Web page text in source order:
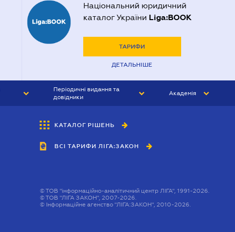
Національний юридичний
каталог України Liga:BOOK
ТАРИФИ
ДЕТАЛЬНІШЕ
Періодичні видання та
довідники
БУХГАЛТЕР&ЗАКОН
ВІСНИК МСФЗ
Академія
КАТАЛОГ РІШЕНЬ
ВСІ ТАРИФИ ЛІГА:ЗАКОН
©ТОВ "інформаційно-аналітичний центр ЛІГА", 1991-2026.
©ТОВ "ЛІГА ЗАКОН", 2007-2026.
© Інформаційне агенство "ЛІГА:ЗАКОН", 2010-2026.